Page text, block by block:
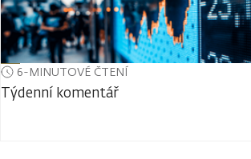
6-MINUTOVÉ ČTENÍ
Týdenní komentář